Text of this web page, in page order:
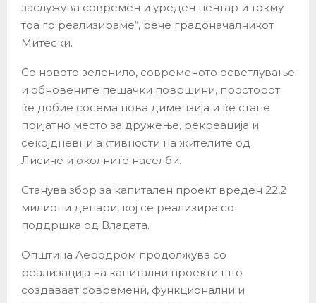
заслужува современ и уреден центар и токму
тоа го реализираме“, рече градоначалникот
Митески.
Со новото зеленило, современото осветлување
и обновените пешачки површини, просторот
ќе добие сосема нова димензија и ќе стане
пријатно место за дружење, рекреација и
секојдневни активности на жителите од
Лисиче и околните населби.
Станува збор за капитален проект вреден 22,2
милиони денари, кој се реализира со
поддршка од Владата.
Општина Аеродром продолжува со
реализација на капитални проекти што
создаваат современи, функционални и